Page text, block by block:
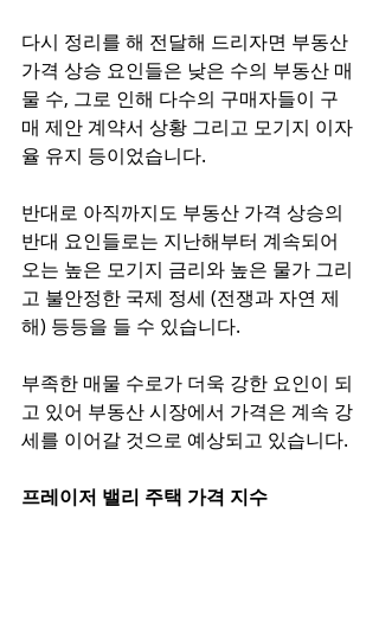
다시 정리를 해 전달해 드리자면 부동산
가격 상승 요인들은 낮은 수의 부동산 매
물 수, 그로 인해 다수의 구매자들이 구
매 제안 계약서 상황 그리고 모기지 이자
율 유지 등이었습니다.
반대로 아직까지도 부동산 가격 상승의
반대 요인들로는 지난해부터 계속되어
오는 높은 모기지 금리와 높은 물가 그리
고 불안정한 국제 정세 (전쟁과 자연 제
해) 등등을 들 수 있습니다.
부족한 매물 수로가 더욱 강한 요인이 되
고 있어 부동산 시장에서 가격은 계속 강
세를 이어갈 것으로 예상되고 있습니다.
프레이저 밸리 주택 가격 지수